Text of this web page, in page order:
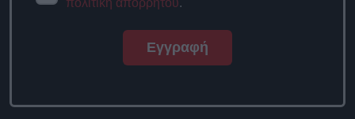
Αποδέχομαι τους
και την πολιτική απορρήτου